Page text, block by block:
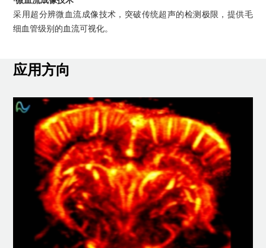
采用超分辨微血流成像技术，突破传统超声的检测极限，提供毛
细血管级别的血流可视化。
应用方向